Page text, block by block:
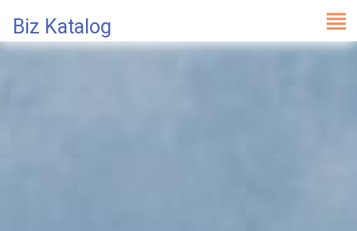
Biz Katalog